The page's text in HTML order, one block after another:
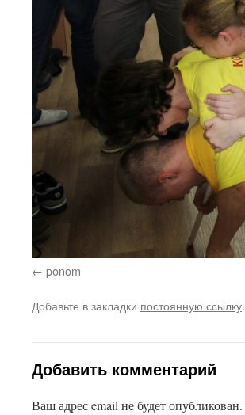
ponom
Добавьте в закладки постоянную ссылку.
Добавить комментарий
Ваш адрес email не будет опубликован.